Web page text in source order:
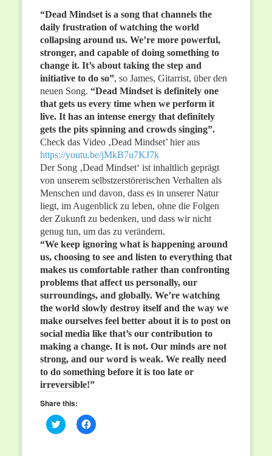
“Dead Mindset is a song that channels the
daily frustration of watching the world
collapsing around us. We’re more powerful,
stronger, and capable of doing something to
change it. It’s about taking the step and
initiative to do so”, so James, Gitarrist, über den
neuen Song. “Dead Mindset is definitely one
that gets us every time when we perform it
live. It has an intense energy that definitely
gets the pits spinning and crowds singing”.
Check das Video ‚Dead Mindset’ hier aus
https://youtu.be/jMkB7u7KJ7k
Der Song ‚Dead Mindset‘ ist inhaltlich geprägt
von unserem selbstzerstörerischen Verhalten als
Menschen und davon, dass es in unserer Natur
liegt, im Augenblick zu leben, ohne die Folgen
der Zukunft zu bedenken, und dass wir nicht
genug tun, um das zu verändern.
“We keep ignoring what is happening around
us, choosing to see and listen to everything that
makes us comfortable rather than confronting
problems that affect us personally, our
surroundings, and globally. We’re watching
the world slowly destroy itself and the way we
make ourselves feel better about it is to post on
social media like that’s our contribution to
making a change. It is not. Our minds are not
strong, and our word is weak. We really need
to do something before it is too late or
irreversible!”
Share this:
Click
to
Click
to